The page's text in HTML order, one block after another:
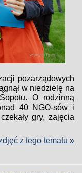
pozarządowych
w niedzielę na
O rodzinną
40 NGO-sów i
gry, zajęcia
z tego tematu »